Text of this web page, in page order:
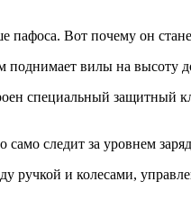
пафоса. Вот почему он
поднимает вилы на высоту
специальный защитный
само следит за уровнем
ручкой и колесами,